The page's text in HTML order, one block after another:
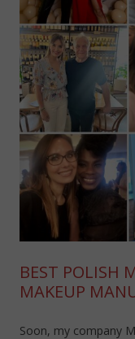
BEST POLISH
MAKEUP
Soon, my company